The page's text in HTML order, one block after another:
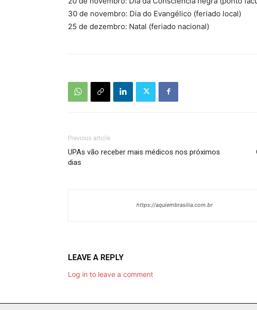
30 de novembro: Dia do Evangélico (feriado local)
25 de dezembro: Natal (feriado nacional)
Previous article
UPAs vão receber mais médicos nos próximos
dias
https://aquiembrasilia.com.br
LEAVE A REPLY
Log in to leave a comment